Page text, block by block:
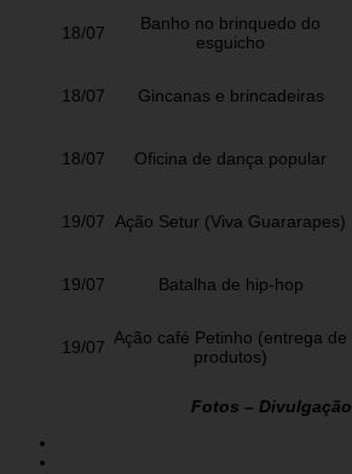
18/07
Banho no brinquedo do
esguicho
18/07 Gincanas e brincadeiras
18/07 Oficina de dança popular
19/07 Ação Setur (Viva Guararapes)
19/07 Batalha de hip-hop
19/07 Ação café Petinho (entrega de
produtos)
Fotos – Divulgação